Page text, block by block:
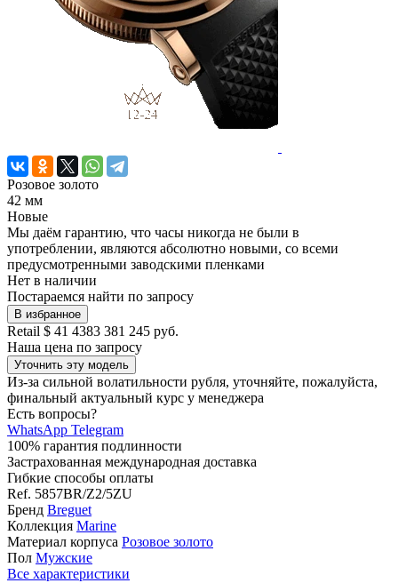
Розовое золото
42 мм
Новые
Мы даём гарантию, что часы никогда не были в
употреблении, являются абсолютно новыми, со всеми
предусмотренными заводскими пленками
Нет в наличии
Постараемся найти по запросу
В избранное
Retail $ 41 4383 381 245 руб.
Наша цена по запросу
Уточнить эту модель
Из-за сильной волатильности рубля, уточняйте, пожалуйста,
финальный актуальный курс у менеджера
Есть вопросы?
WhatsApp Telegram
100% гарантия подлинности
Застрахованная международная доставка
Гибкие способы оплаты
Ref. 5857BR/Z2/5ZU
Бренд Breguet
Коллекция Marine
Материал корпуса Розовое золото
Пол Мужские
Все характеристики